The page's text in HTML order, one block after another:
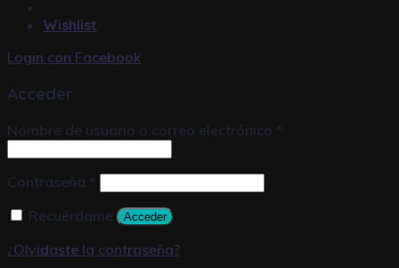
Wishlist
Login con Facebook
Acceder
Nombre de usuario o correo electrónico *
Contraseña *
Recuérdame
Acceder
¿Olvidaste la contraseña?